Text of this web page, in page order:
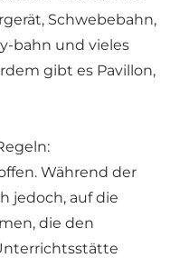
Schwebebahn,
bahn und vieles
gibt es Pavillon,
Während der
jedoch, auf die
die den